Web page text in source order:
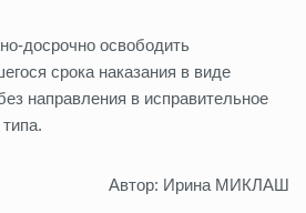
досрочно освободить
срока наказания в виде
направления в исправительное
Автор: Ирина МИКЛАШ